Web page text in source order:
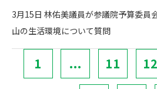
3月15日 林佑美議員が参議院予算委員
山の生活環境について質問
1 ... 11 12